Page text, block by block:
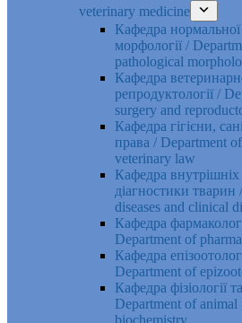
veterinary medicine
Кафедра нормальної
морфології /
pathological
Кафедра
репродуктології /
surgery and
Кафедра гігієни,
права / Department
veterinary law
Кафедра внутрішніх
діагностики
diseases and clinical
Кафедра
Department of
Кафедра
Department of
Кафедра фізіології
Department of
biochemistry